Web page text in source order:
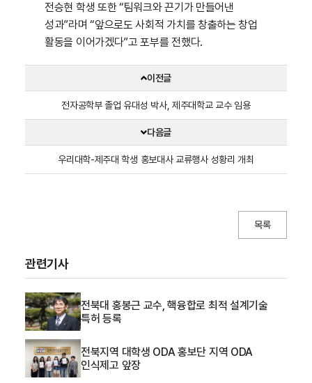
전승현 학생 또한 “팀워크와 끈기가 만들어낸
성과”라며 “앞으로도 사회적 가치를 창출하는 창업
활동을 이어가겠다”고 포부를 전했다.
이전글
전자공학부 졸업 유대성 박사, 제주대학교 교수 임용
다음글
우리대학-제주대 학생 홍보대사 교류행사 성황리 개최
목록
관련기사
전북대 홍봉근 교수, 핵융합로 최적 설계기술
특허 등록
전북지역 대학생 ODA 홍보단 지역 ODA
인식제고 앞장